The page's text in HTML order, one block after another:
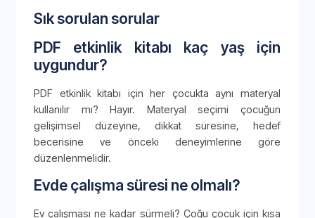
Sık sorulan sorular
PDF etkinlik kitabı kaç yaş için
uygundur?
PDF etkinlik kitabı için her çocukta aynı materyal
kullanılır mı? Hayır. Materyal seçimi çocuğun
gelişimsel düzeyine, dikkat süresine, hedef
becerisine ve önceki deneyimlerine göre
düzenlenmelidir.
Evde çalışma süresi ne olmalı?
Ev çalışması ne kadar sürmeli? Çoğu çocuk için kısa